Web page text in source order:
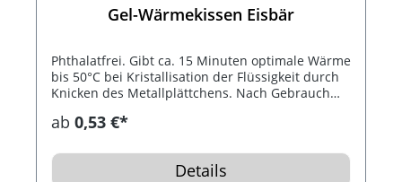
Gel-Wärmekissen Eisbär
Phthalatfrei. Gibt ca. 15 Minuten optimale Wärme
bis 50°C bei Kristallisation der Flüssigkeit durch
Knicken des Metallplättchens. Nach Gebrauch
Wasser legen. Bis 1.000 mal wiederverwendbar.
ab 0,53 €*
Details